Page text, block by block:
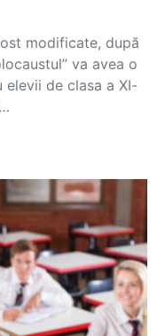
modificate, după
va avea o
elevii de clasa a XI-